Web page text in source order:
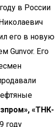
в России
его в новую
Gunvor. Его
«ТНК-
году